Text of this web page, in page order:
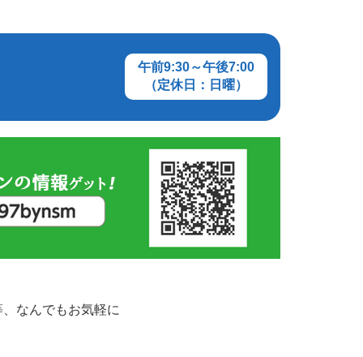
午前9:30～午後7:00
（定休日：日曜）
なんでもお気軽に